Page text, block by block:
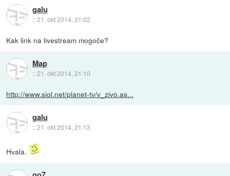
galu
::21. okt 2014, 21:02
Kak link na livestream mogoče?
Map
::21. okt 2014, 21:10
http://www.siol.net/planet-tv/v_zivo.as...
galu
::21. okt 2014, 21:13
Hvala.